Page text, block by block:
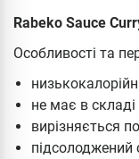
Rabeko Sauce
Особливості та
не має в складі
вирізняється
підсолоджений